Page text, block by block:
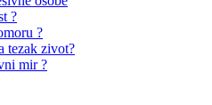
?
?
tezak zivot?
mir ?